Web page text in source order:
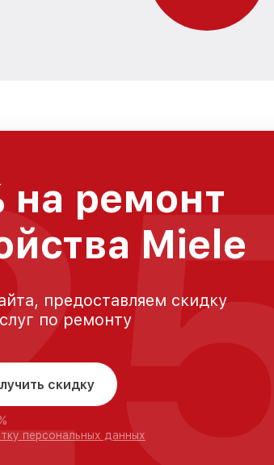
на ремонт
Miele
предоставляем скидку
по ремонту
скидку
персональных данных